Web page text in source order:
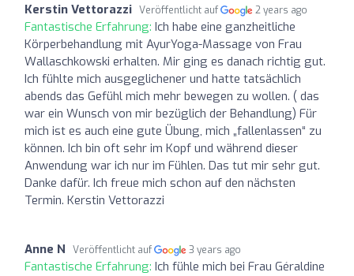
Kerstin Vettorazzi Veröffentlicht auf 2 years ago
Fantastische Erfahrung: Ich habe eine ganzheitliche
Körperbehandlung mit AyurYoga-Massage von Frau
Wallaschkowski erhalten. Mir ging es danach richtig gut.
Ich fühlte mich ausgeglichener und hatte tatsächlich
abends das Gefühl mich mehr bewegen zu wollen. ( das
war ein Wunsch von mir bezüglich der Behandlung) Für
mich ist es auch eine gute Übung, mich „fallenlassen“ zu
können. Ich bin oft sehr im Kopf und während dieser
Anwendung war ich nur im Fühlen. Das tut mir sehr gut.
Danke dafür. Ich freue mich schon auf den nächsten
Termin. Kerstin Vettorazzi
Anne N Veröffentlicht auf 3 years ago
Fantastische Erfahrung: Ich fühle mich bei Frau Géraldine